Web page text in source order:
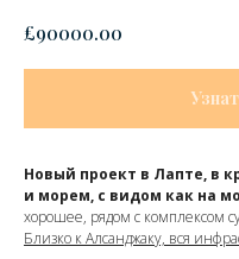
£90000.00
Новый проект в Лапте, в
и морем, с видом как на
хорошее, рядом с комплексом
Близко к Алсанджаку, вся